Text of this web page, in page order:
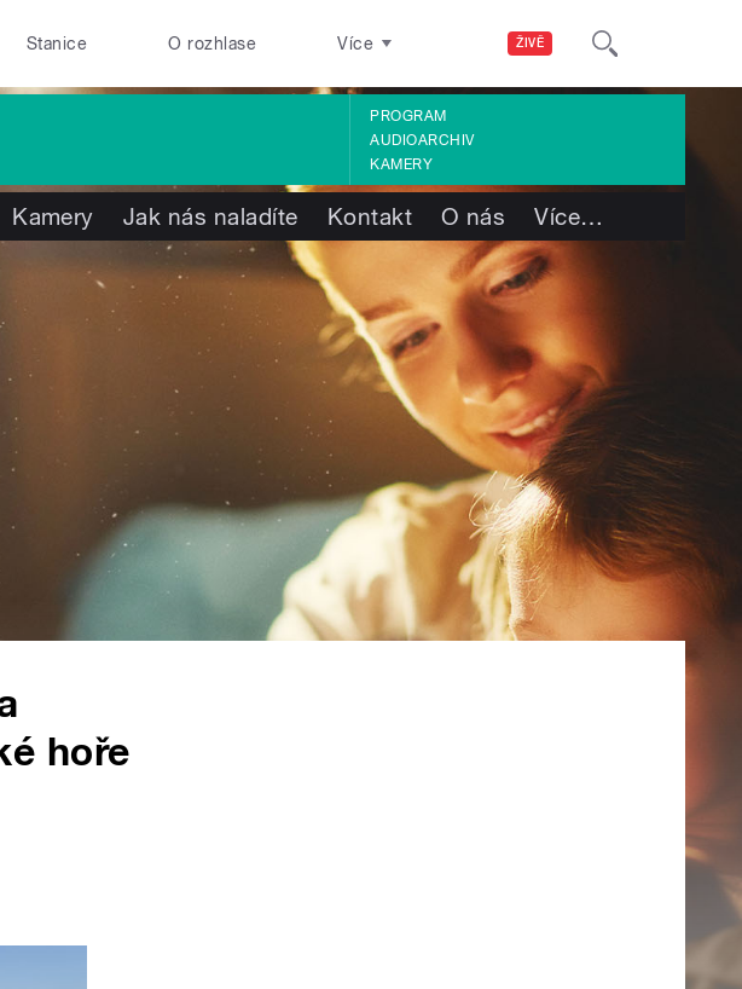
ŽIVĚ
Stanice O rozhlase Více
PROGRAM
AUDIOARCHIV
KAMERY
Kamery Jak nás naladíte Kontakt O nás Více…
hoře